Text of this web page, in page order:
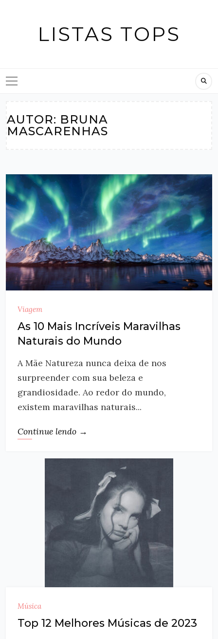
LISTAS TOPS
AUTOR: BRUNA
MASCARENHAS
Viagem
As 10 Mais Incríveis Maravilhas
Naturais do Mundo
A Mãe Natureza nunca deixa de nos
surpreender com sua beleza e
grandiosidade. Ao redor do mundo,
existem maravilhas naturais...
Continue lendo →
Música
Top 12 Melhores Músicas de 2023